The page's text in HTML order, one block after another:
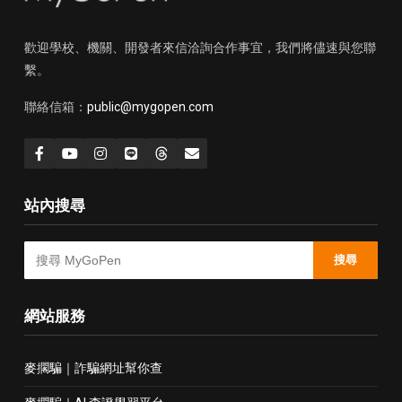
歡迎學校、機關、開發者來信洽詢合作事宜，我們將儘速與您聯
繫。
聯絡信箱： public@mygopen.com
站內搜尋
搜尋
網站服務
麥擱騙｜詐騙網址幫你查